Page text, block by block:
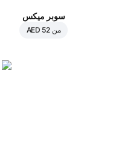
سوبر ميكس
منAED 52